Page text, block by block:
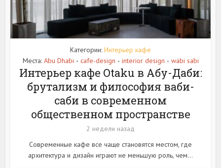
Категории: Интерьер кафе
Места: Abu Dhabi • cafe-design • interior design • wabi sabi
Интерьер кафе Otaku в Абу-Даби:
брутализм и философия ваби-
саби в современном
общественном пространстве
2 недели назад
Современные кафе все чаще становятся местом, где
архитектура и дизайн играют не меньшую роль, чем...